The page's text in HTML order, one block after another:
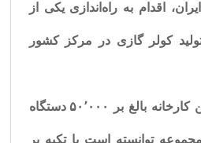
اقدام به راه‌اندازی یکی از
کولر گازی در مرکز کشور
کارخانه بالغ بر ۵۰٬۰۰۰ دستگاه
توانسته است با تکیه بر